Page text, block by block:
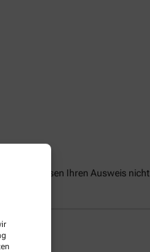
Sie müssen Ihren Ausweis nicht